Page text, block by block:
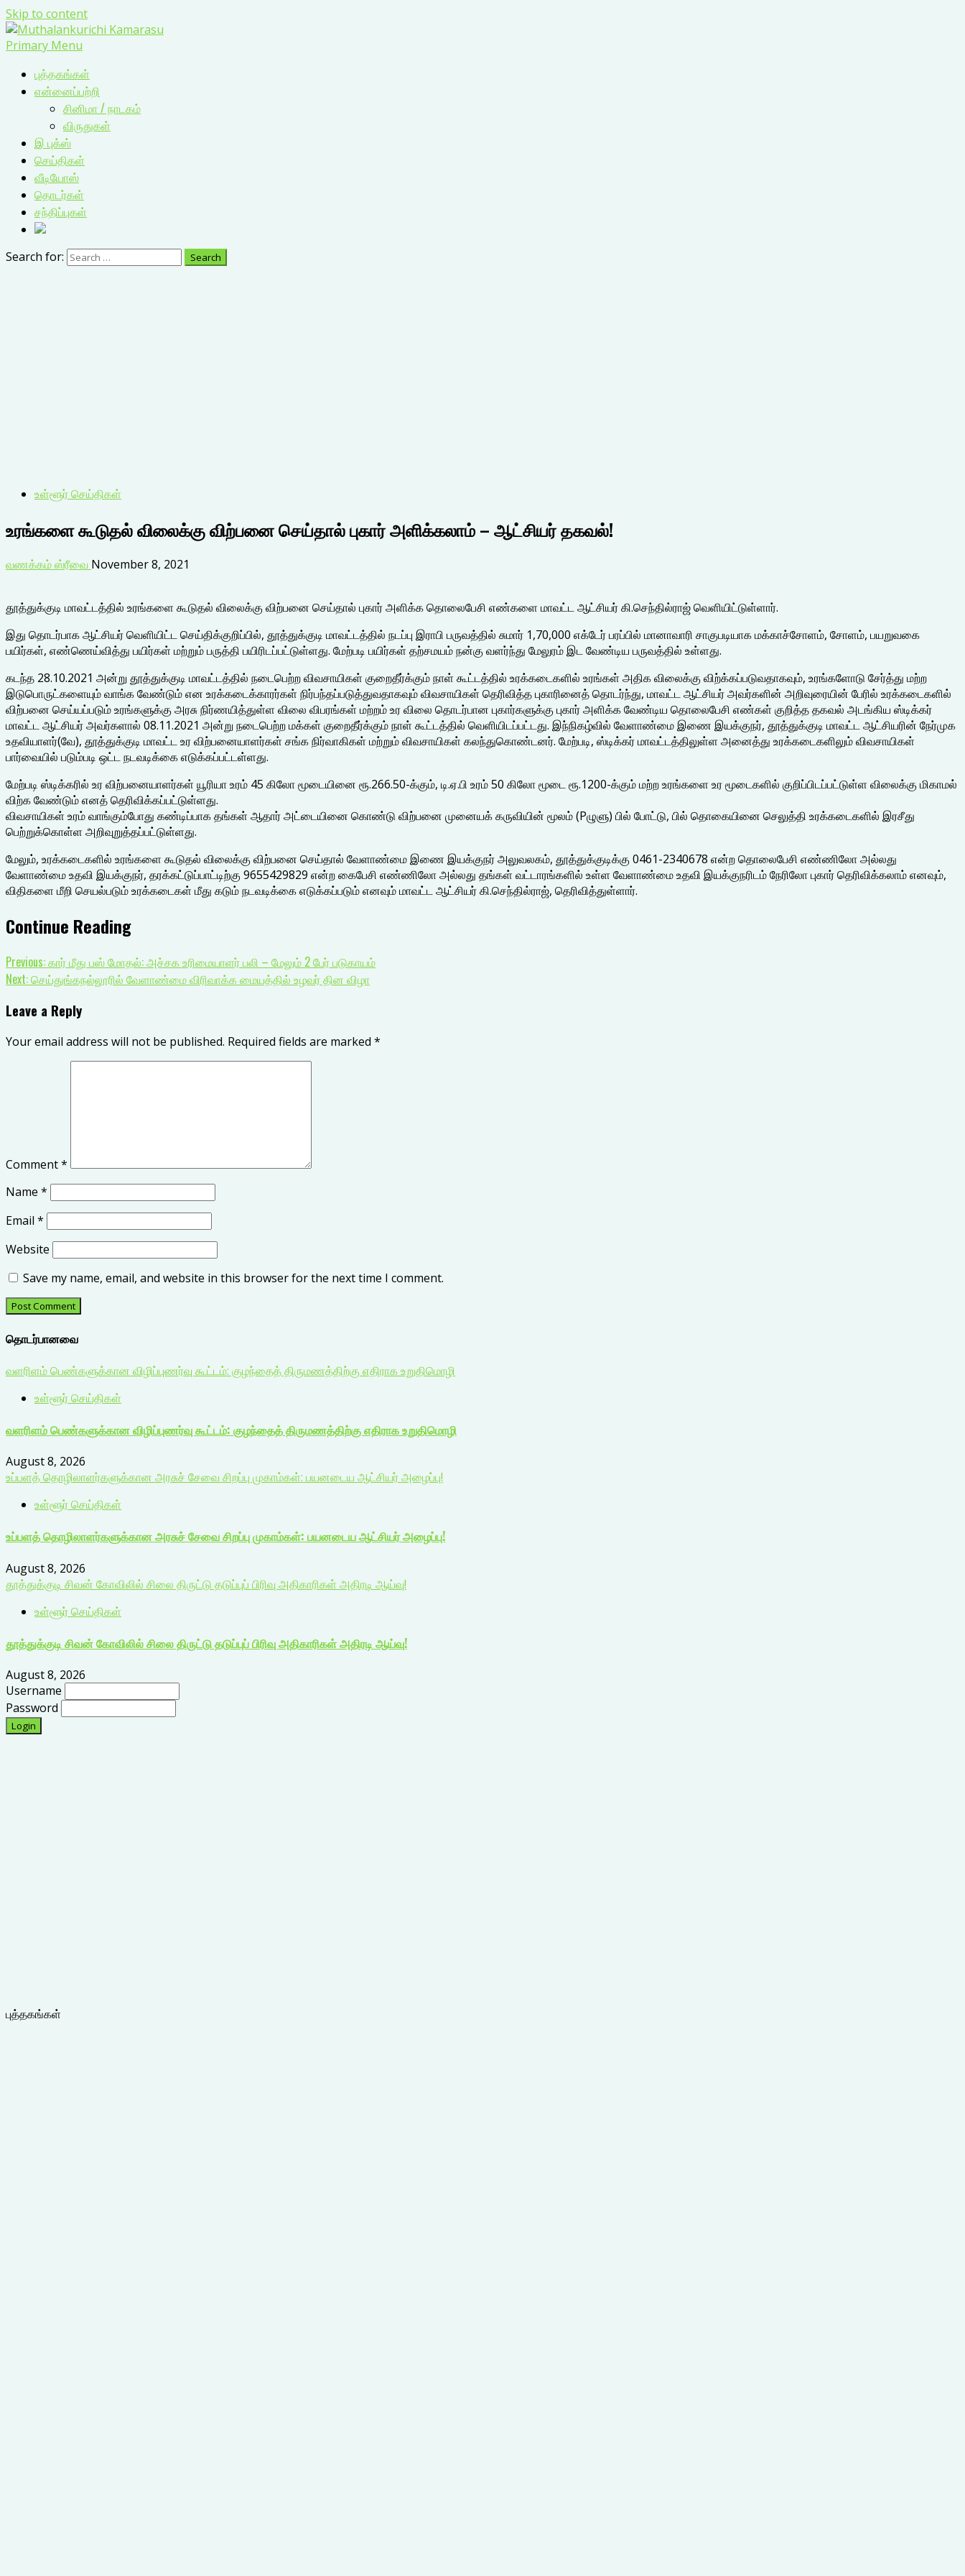
Skip to content
Primary Menu
புத்தகங்கள்
என்னைப்பற்றி
சினிமா / நாடகம்
விருதுகள்
இ புக்ஸ்
செய்திகள்
வீடியோஸ்
தொடர்கள்
சந்திப்புகள்
Search for:
உள்ளூர் செய்திகள்
உரங்களை கூடுதல் விலைக்கு விற்பனை செய்தால் புகார் அளிக்கலாம் – ஆட்சியர் தகவல்!
வணக்கம் ஸ்ரீவை November 8, 2021
தூத்துக்குடி மாவட்டத்தில் உரங்களை கூடுதல் விலைக்கு விற்பனை செய்தால் புகார் அளிக்க தொலைபேசி எண்களை மாவட்ட ஆட்சியர் கி.செந்தில்ராஜ் வெளியிட்டுள்ளார்.
இது தொடர்பாக ஆட்சியர் வெளியிட்ட செய்திக்குறிப்பில், தூத்துக்குடி மாவட்டத்தில் நடப்பு இராபி பருவத்தில் சுமார் 1,70,000 எக்டேர் பரப்பில் மானாவாரி சாகுபடியாக மக்காச்சோளம், சோளம், பயறுவகை
பயிர்கள், எண்ணெய்வித்து பயிர்கள் மற்றும் பருத்தி பயிரிடப்பட்டுள்ளது. மேற்படி பயிர்கள் தற்சமயம் நன்கு வளர்ந்து மேலுரம் இட வேண்டிய பருவத்தில் உள்ளது.
கடந்த 28.10.2021 அன்று தூத்துக்குடி மாவட்டத்தில் நடைபெற்ற விவசாயிகள் குறைதீர்க்கும் நாள் கூட்டத்தில் உரக்கடைகளில் உரங்கள் அதிக விலைக்கு விற்க்கப்படுவதாகவும், உரங்களோடு சேர்த்து மற்ற
இடுபொருட்களையும் வாங்க வேண்டும் என உரக்கடைக்காரர்கள் நிர்பந்தப்படுத்துவதாகவும் விவசாயிகள் தெரிவித்த புகாரினைத் தொடர்ந்து, மாவட்ட ஆட்சியர் அவர்களின் அறிவுரையின் பேரில் உரக்கடைகளில்
விற்பனை செய்யப்படும் உரங்களுக்கு அரசு நிர்ணயித்துள்ள விலை விபரங்கள் மற்றம் உர விலை தொடர்பான புகார்களுக்கு புகார் அளிக்க வேண்டிய தொலைபேசி எண்கள் குறித்த தகவல் அடங்கிய ஸ்டிக்கர்
மாவட்ட ஆட்சியர் அவர்களால் 08.11.2021 அன்று நடைபெற்ற மக்கள் குறைதீர்க்கும் நாள் கூட்டத்தில் வெளியிடப்பட்டது. இந்நிகழ்வில் வேளாண்மை இணை இயக்குநர், தூத்துக்குடி மாவட்ட ஆட்சியரின் நேர்முக
உதவியாளர்(வே), தூத்துக்குடி மாவட்ட உர விற்பனையாளர்கள் சங்க நிர்வாகிகள் மற்றும் விவசாயிகள் கலந்துகொண்டனர். மேற்படி, ஸ்டிக்கர் மாவட்டத்திலுள்ள அனைத்து உரக்கடைகளிலும் விவசாயிகள்
பார்வையில் படும்படி ஒட்ட நடவடிக்கை எடுக்கப்பட்டள்ளது.
மேற்படி ஸ்டிக்கரில் உர விற்பனையாளர்கள் யூரியா உரம் 45 கிலோ மூடையினை ரூ.266.50-க்கும், டி.ஏ.பி உரம் 50 கிலோ மூடை ரூ.1200-க்கும் மற்ற உரங்களை உர மூடைகளில் குறிப்பிடப்பட்டுள்ள விலைக்கு மிகாமல்
விற்க வேண்டும் எனத் தெரிவிக்கப்பட்டுள்ளது.
விவசாயிகள் உரம் வாங்கும்போது கண்டிப்பாக தங்கள் ஆதார் அட்டையினை கொண்டு விற்பனை முனையக் கருவியின் மூலம் (Pழுளு) பில் போட்டு, பில் தொகையினை செலுத்தி உரக்கடைகளில் இரசீது
பெற்றுக்கொள்ள அறிவுறுத்தப்பட்டுள்ளது.
மேலும், உரக்கடைகளில் உரங்களை கூடுதல் விலைக்கு விற்பனை செய்தால் வேளாண்மை இணை இயக்குநர் அலுவலகம், தூத்துக்குடிக்கு 0461-2340678 என்ற தொலைபேசி எண்ணிலோ அல்லது
வேளாண்மை உதவி இயக்குநர், தரக்கட்டுப்பாட்டிற்கு 9655429829 என்ற கைபேசி எண்ணிலோ அல்லது தங்கள் வட்டாரங்களில் உள்ள வேளாண்மை உதவி இயக்குநரிடம் நேரிலோ புகார் தெரிவிக்கலாம் எனவும்,
விதிகளை மீறி செயல்படும் உரக்கடைகள் மீது கடும் நடவடிக்கை எடுக்கப்படும் எனவும் மாவட்ட ஆட்சியர் கி.செந்தில்ராஜ், தெரிவித்துள்ளார்.
Continue Reading
Previous:கார் மீது பஸ் மோதல்: அச்சக உரிமையாளர் பலி – மேலும் 2 பேர் படுகாயம்
Next:செய்துங்கநல்லூரில் வேளாண்மை விரிவாக்க மையத்தில் உழவர் தின விழா
Leave a Reply
Your email address will not be published. Required fields are marked *
Comment*
Name *
Email *
Website
Save my name, email, and website in this browser for the next time I comment.
தொடர்பானவை
வளரிளம் பெண்களுக்கான விழிப்புணர்வு கூட்டம்: குழந்தைத் திருமணத்திற்கு எதிராக உறுதிமொழி
உள்ளூர் செய்திகள்
வளரிளம் பெண்களுக்கான விழிப்புணர்வு கூட்டம்: குழந்தைத் திருமணத்திற்கு எதிராக உறுதிமொழி
August 8, 2026
உப்பளத் தொழிலாளர்களுக்கான அரசுச் சேவை சிறப்பு முகாம்கள்: பயனடைய ஆட்சியர் அழைப்பு!
உள்ளூர் செய்திகள்
உப்பளத் தொழிலாளர்களுக்கான அரசுச் சேவை சிறப்பு முகாம்கள்: பயனடைய ஆட்சியர் அழைப்பு!
August 8, 2026
தூத்துக்குடி சிவன் கோவிலில் சிலை திருட்டு தடுப்புப் பிரிவு அதிகாரிகள் அதிரடி ஆய்வு!
உள்ளூர் செய்திகள்
தூத்துக்குடி சிவன் கோவிலில் சிலை திருட்டு தடுப்புப் பிரிவு அதிகாரிகள் அதிரடி ஆய்வு!
August 8, 2026
Username
Password
புத்தகங்கள்